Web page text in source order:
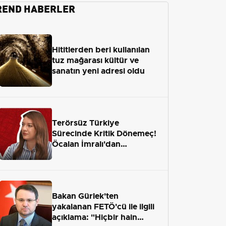
HABERLER
Hititlerden beri kullanılan
tuz mağarası kültür ve
sanatın yeni adresi oldu
Terörsüz Türkiye
Sürecinde Kritik Dönemeç!
Öcalan İmralı'dan
Bakan Gürlek'ten
yakalanan FETÖ'cü ile ilgili
açıklama: "Hiçbir hain